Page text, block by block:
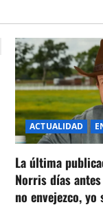
ACTUALIDAD
La última
Norris días
no envejezco, yo